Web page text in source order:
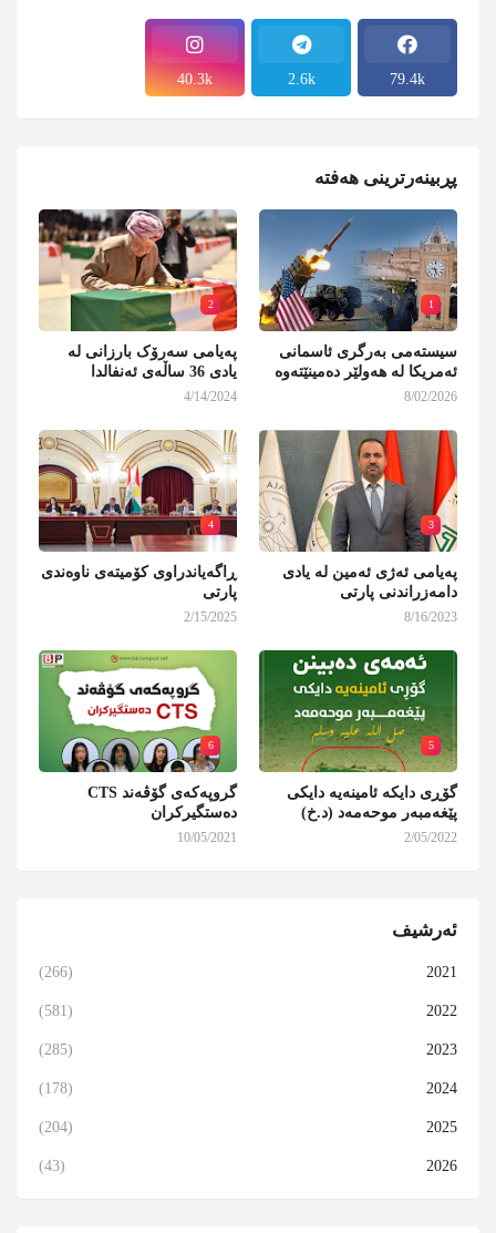
79.4k
2.6k
40.3k
پڕبینەرترینی هەفتە
1
سیستەمی بەرگری ئاسمانی
ئەمریکا لە هەولێر دەمینێتەوە
8/02/2026
2
پەیامی سەرۆک بارزانی لە
یادی 36 ساڵەی ئەنفالدا
4/14/2024
3
پەیامی ئەژی ئەمین لە یادی
دامەزراندنی پارتی
8/16/2023
4
ڕاگەیاندراوی کۆمیتەی ناوەندی
پارتی
2/15/2025
5
گۆڕی دایکە ئامینەیە دایکی
پێغەمبەر موحەمەد (د.خ)
2/05/2022
6
گروپەکەی گۆڤەند CTS
دەستگیرکران
10/05/2021
ئەرشیف
2021
(266)
2022
(581)
2023
(285)
2024
(178)
2025
(204)
2026
(43)